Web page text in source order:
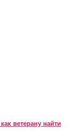
ветерану найти